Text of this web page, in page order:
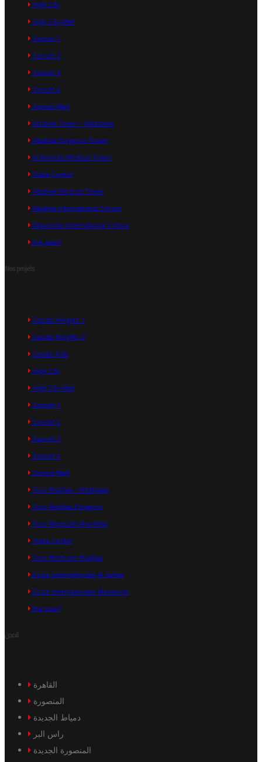
High City
High City Mall
Sunset 1
Sunset 2
Sunset 3
Sunset 4
Sunset Mall
Alsafwa Tower - Albatrawy
Alsafwa Elegance Tower
Al Nokhba Medical Tower
Trade Center
Alsafwa Medical Tower
Alsafwa International School
Mavericks International School
the pearl
Nos projets
Capital Heights 1
Capital Heights 2
Capital Hub
High City
High City Mall
Sunset 1
Sunset 2
Sunset 3
Sunset 4
Sunset Mall
Tour Alsafwa - Albatrawy
Tour Alsafwa Elegance
Tour Medicale Alnokhba
Trade Center
Tour Medicale Alsafwa
Ecole Internationale Al Safwa
Ecole Internationale Mavericks
the pearl
المدن
القاهرة
المنصورة
دمياط الجديدة
راس البر
المنصورة الجديدة